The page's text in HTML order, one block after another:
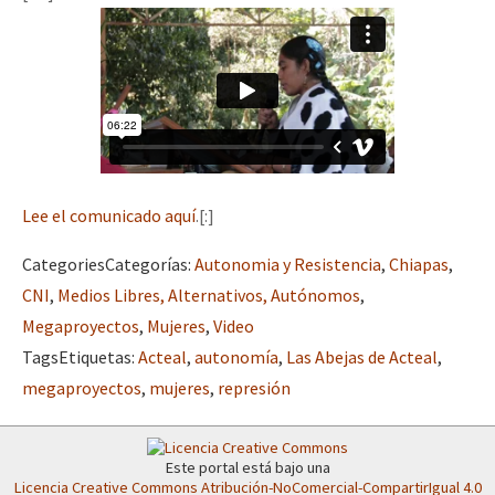
AutonomÍa y Resistencia
Migración
Presos
Mujeres
Niñxs
ETIQUETAS
Audio
Dia 2 do Encontro “Guerra contra a Humanidad”
[CDMX – 20 julio] Jornadas globales por la libertad de Jesús
“Sonhando a Terra do Bem Virá” se publica no Estado Espanhol
Se o México sabe, que o mundo saiba! Nossas lutas pela
Lee el comunicado aquí.[:]
CategoriesCategorías: Autonomia y Resistencia, Chiapas,
CNI, Medios Libres, Alternativos, Autónomos,
Megaproyectos, Mujeres, Video
TagsEtiquetas: Acteal, autonomía, Las Abejas de Acteal,
megaproyectos, mujeres, represión
Este portal está bajo una
Licencia Creative Commons Atribución-NoComercial-CompartirIgual 4.0